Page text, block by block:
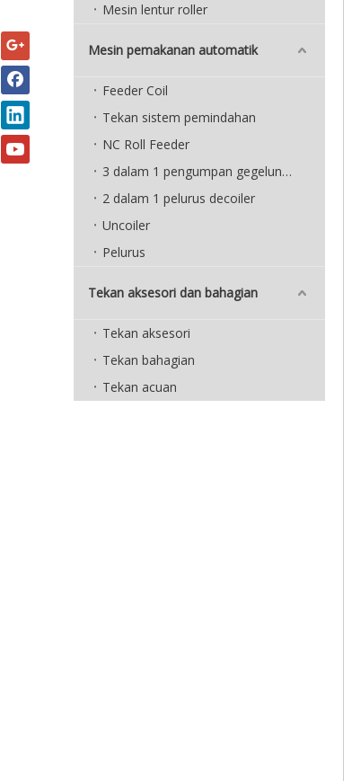
Mesin lentur roller
Mesin pemakanan automatik
Feeder Coil
Tekan sistem pemindahan
NC Roll Feeder
3 dalam 1 pengumpan gegelung padat
2 dalam 1 pelurus decoiler
Uncoiler
Pelurus
Tekan aksesori dan bahagian
Tekan aksesori
Tekan bahagian
Tekan acuan